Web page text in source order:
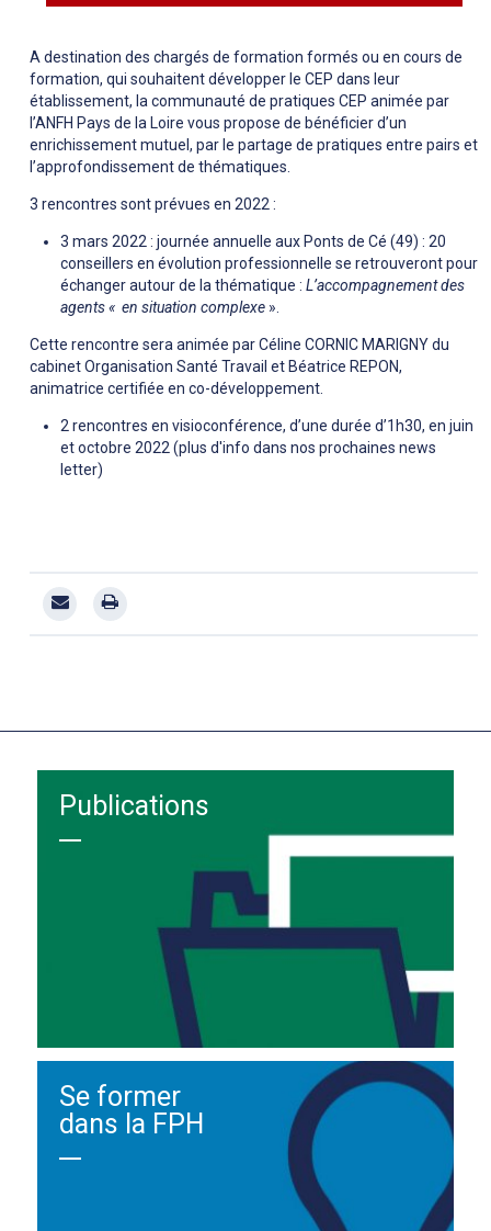
A destination des chargés de formation formés ou en cours de
formation, qui souhaitent développer le CEP dans leur
établissement, la communauté de pratiques CEP animée par
l’ANFH Pays de la Loire vous propose de bénéficier d’un
enrichissement mutuel, par le partage de pratiques entre pairs et
l’approfondissement de thématiques.
3 rencontres sont prévues en 2022 :
3 mars 2022 : journée annuelle aux Ponts de Cé (49) : 20
conseillers en évolution professionnelle se retrouveront pour
échanger autour de la thématique : L’accompagnement des
agents « en situation complexe ».
Cette rencontre sera animée par Céline CORNIC MARIGNY du
cabinet Organisation Santé Travail et Béatrice REPON,
animatrice certifiée en co-développement.
2 rencontres en visioconférence, d’une durée d’1h30, en juin
et octobre 2022 (plus d'info dans nos prochaines news
letter)
Publications
Se former
dans la FPH